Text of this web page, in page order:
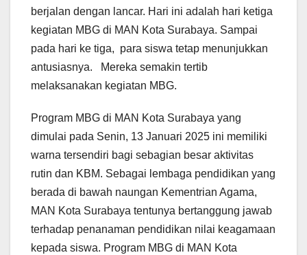
berjalan dengan lancar. Hari ini adalah hari ketiga
kegiatan MBG di MAN Kota Surabaya. Sampai
pada hari ke tiga, para siswa tetap menunjukkan
antusiasnya. Mereka semakin tertib
melaksanakan kegiatan MBG.
Program MBG di MAN Kota Surabaya yang
dimulai pada Senin, 13 Januari 2025 ini memiliki
warna tersendiri bagi sebagian besar aktivitas
rutin dan KBM. Sebagai lembaga pendidikan yang
berada di bawah naungan Kementrian Agama,
MAN Kota Surabaya tentunya bertanggung jawab
terhadap penanaman pendidikan nilai keagamaan
kepada siswa. Program MBG di MAN Kota